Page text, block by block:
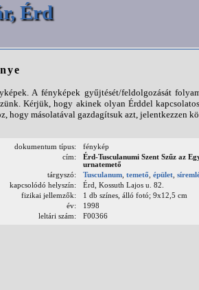
Érd
A fényképek gyűjtését/feldolgozását
Kérjük, hogy akinek olyan Érddel
hogy másolatával gazdagítsuk azt, jelentkezzen
dokumentum típus:
fénykép
cím:
Érd-Tusculanumi Szent Szűz az
urnatemető
tárgyszó:
Tusculanum temető épület
kapcsolódó helyszín:
Érd, Kossuth Lajos u. 82.
fizikai jellemzők:
1 db színes, álló fotó; 9x12,5 cm
év:
1998
leltári szám:
F00366